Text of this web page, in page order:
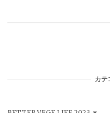
カテ